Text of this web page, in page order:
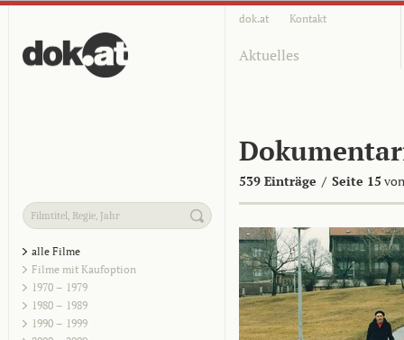
dok.at Kontakt
Aktuelles
539 Einträge / Seite 15
alle Filme
Filme mit Kaufoption
1970 – 1979
1980 – 1989
1990 – 1999